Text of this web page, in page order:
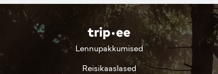
Lennupakkumised
Reisikaaslased